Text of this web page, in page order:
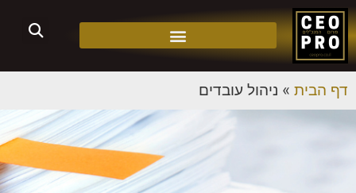
דף הבית » ניהול עובדים